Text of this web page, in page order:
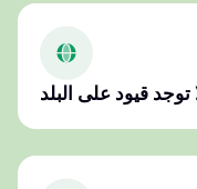
توجد قيود على البلد